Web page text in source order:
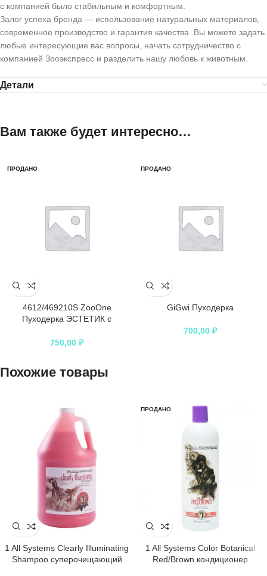
с компанией было стабильным и комфортным.
Залог успеха бренда — использование натуральных материалов,
современное производство и гарантия качества. Вы можете задать
любые интересующие вас вопросы, начать сотрудничество с
компанией Зооэкспресс и разделить нашу любовь к животным.
Детали
Вам также будет интересно…
ПРОДАНО
4612/469210S ZooOne
Пуходерка ЭСТЕТИК с
малая*6
750,00 ₽
ПРОДАНО
GiGwi Пуходерка
700,00 ₽
Похожие товары
1 All Systems Clearly Illuminating
Shampoo суперочищающий
ПРОДАНО
1 All Systems Color Botanical
Red/Brown кондиционер